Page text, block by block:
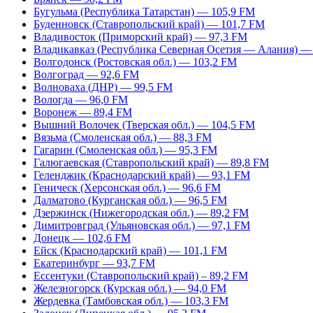
Бугульма (Республика Татарстан) — 105,9 FM
Буденновск (Ставропольский край) — 101,7 FM
Владивосток (Приморский край) — 97,3 FM
Владикавказ (Республика Северная Осетия — Алания)
Волгодонск (Ростовская обл.) — 103,2 FM
Волгоград — 92,6 FM
Волноваха (ДНР) — 99,5 FM
Вологда — 96,0 FM
Воронеж — 89,4 FM
Вышний Волочек (Тверская обл.) — 104,5 FM
Вязьма (Смоленская обл.) — 88,3 FM
Гагарин (Смоленская обл.) — 95,3 FM
Галюгаевская (Ставропольский край) — 89,8 FM
Геленджик (Краснодарский край) — 93,1 FM
Геническ (Херсонская обл.) — 96,6 FM
Далматово (Курганская обл.) — 96,5 FM
Дзержинск (Нижегородская обл.) — 89,2 FM
Димитровград (Ульяновская обл.) — 97,1 FM
Донецк — 102,6 FM
Ейск (Краснодарский край) — 101,1 FM
Екатеринбург — 93,7 FM
Ессентуки (Ставропольский край) – 89,2 FM
Железногорск (Курская обл.) — 94,0 FM
Жердевка (Тамбовская обл.) — 103,3 FM